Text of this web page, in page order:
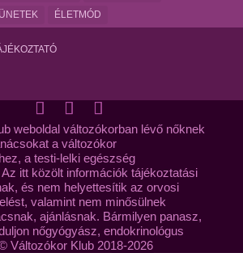
ÉLETMÓD
weboldal változókorban lévő nőknek
a változókor
a testi-lelki egészség
itt közölt információk tájékoztatási
és nem helyettesítik az orvosi
valamint nem minősülnek
ajánlásnak. Bármilyen panasz,
nőgyógyász, endokrinológus
Változókor Klub 2018-2026